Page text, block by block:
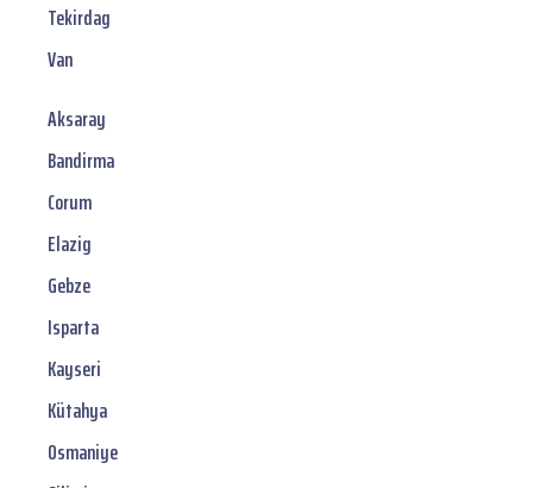
Tekirdag
Van
Aksaray
Bandirma
Corum
Elazig
Gebze
Isparta
Kayseri
Kütahya
Osmaniye